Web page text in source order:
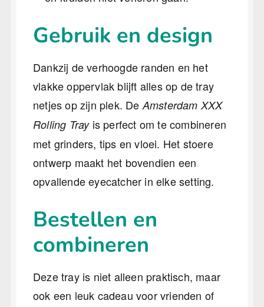
Gebruik en design
Dankzij de verhoogde randen en het
vlakke oppervlak blijft alles op de tray
netjes op zijn plek. De Amsterdam XXX
Rolling Trayis perfect om te combineren
met grinders, tips en vloei. Het stoere
ontwerp maakt het bovendien een
opvallende eyecatcher in elke setting.
Bestellen en
combineren
Deze tray is niet alleen praktisch, maar
ook een leuk cadeau voor vrienden of